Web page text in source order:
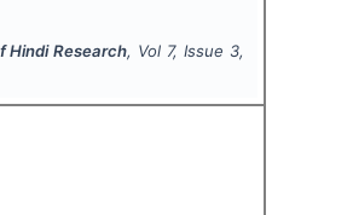
Hindi Research, Vol 7, Issue 3,